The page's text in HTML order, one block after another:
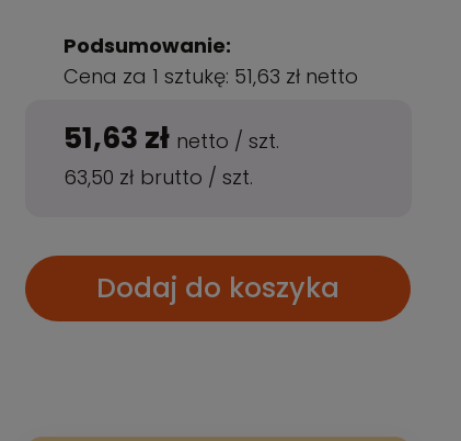
Podsumowanie:
Cena za 1 sztukę: 51,63 zł netto
51,63 zł netto /szt.
63,50 zł brutto /szt.
Dodaj do koszyka